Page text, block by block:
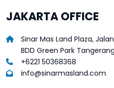
JAKARTA OFFICE
Sinar Mas Land Plaza,
BDD Green Park
+6221 50368368
info@sinarmasland.com